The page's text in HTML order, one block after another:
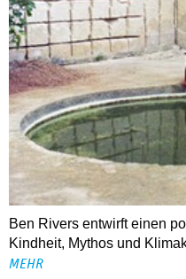
Ben Rivers entwirft einen
Kindheit, Mythos und
MEHR